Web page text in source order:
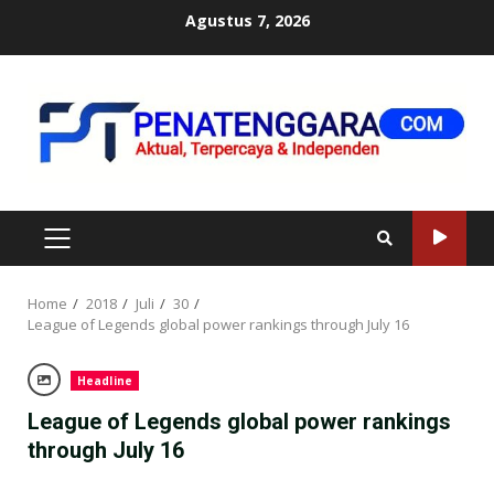
Agustus 7, 2026
PRIMARY
MENU
Home 2018 Juli
30
League of Legends global power rankings through July 16
Headline
League of Legends global power rankings
through July 16